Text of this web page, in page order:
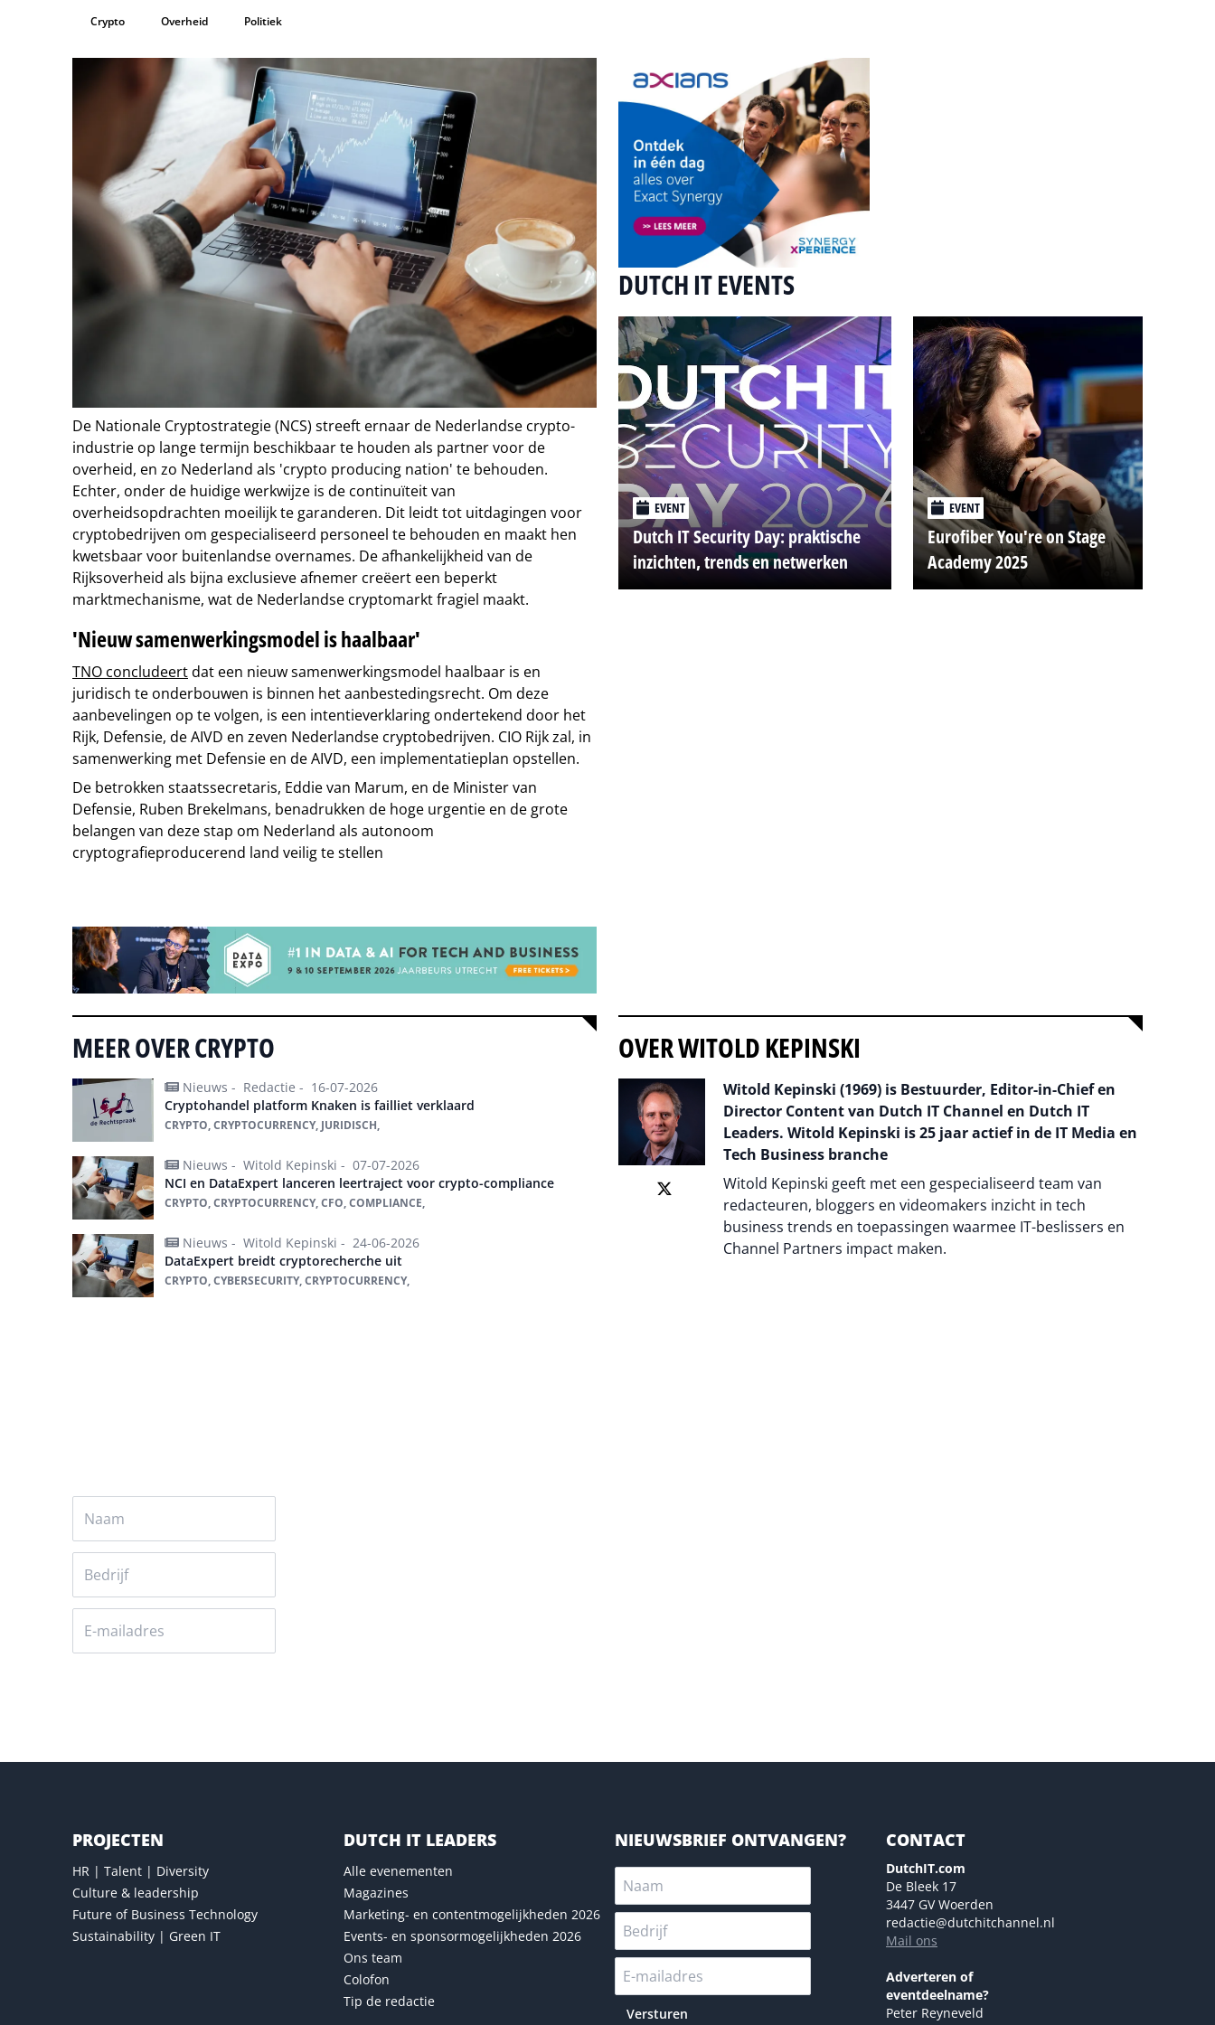
Crypto Overheid Politiek
De Nationale Cryptostrategie (NCS) streeft ernaar de Nederlandse crypto-
industrie op lange termijn beschikbaar te houden als partner voor de
overheid, en zo Nederland als 'crypto producing nation' te behouden.
Echter, onder de huidige werkwijze is de continuïteit van
overheidsopdrachten moeilijk te garanderen. Dit leidt tot uitdagingen voor
cryptobedrijven om gespecialiseerd personeel te behouden en maakt hen
kwetsbaar voor buitenlandse overnames. De afhankelijkheid van de
Rijksoverheid als bijna exclusieve afnemer creëert een beperkt
marktmechanisme, wat de Nederlandse cryptomarkt fragiel maakt.
'Nieuw samenwerkingsmodel is haalbaar'
TNO concludeertdat een nieuw samenwerkingsmodel haalbaar is en
juridisch te onderbouwen is binnen het aanbestedingsrecht. Om deze
aanbevelingen op te volgen, is een intentieverklaring ondertekend door het
Rijk, Defensie, de AIVD en zeven Nederlandse cryptobedrijven. CIO Rijk zal, in
samenwerking met Defensie en de AIVD, een implementatieplan opstellen.
De betrokken staatssecretaris, Eddie van Marum, en de Minister van
Defensie, Ruben Brekelmans, benadrukken de hoge urgentie en de grote
belangen van deze stap om Nederland als autonoom
cryptografieproducerend land veilig te stellen
DUTCH IT EVENTS
EVENT
Dutch IT Security Day: praktische
inzichten, trends en netwerken
EVENT
Eurofiber You're on Stage
Academy 2025
MEER OVER CRYPTO
Nieuws - Redactie - 16-07-2026
Cryptohandel platform Knaken is failliet verklaard
CRYPTO, CRYPTOCURRENCY, JURIDISCH,
Nieuws - Witold Kepinski - 07-07-2026
NCI en DataExpert lanceren leertraject voor crypto-compliance
CRYPTO, CRYPTOCURRENCY, CFO, COMPLIANCE,
Nieuws - Witold Kepinski - 24-06-2026
DataExpert breidt cryptorecherche uit
CRYPTO, CYBERSECURITY, CRYPTOCURRENCY,
OVER WITOLD KEPINSKI
Witold Kepinski (1969) is Bestuurder, Editor-in-Chief en
Director Content van Dutch IT Channel en Dutch IT
Leaders. Witold Kepinski is 25 jaar actief in de IT Media en
Tech Business branche
Witold Kepinski geeft met een gespecialiseerd team van
redacteuren, bloggers en videomakers inzicht in tech
business trends en toepassingen waarmee IT-beslissers en
Channel Partners impact maken.
PROJECTEN
HR | Talent | Diversity
Culture & leadership
Future of Business Technology
Sustainability | Green IT
DUTCH IT LEADERS
Alle evenementen
Magazines
Marketing- en contentmogelijkheden 2026
Events- en sponsormogelijkheden 2026
Ons team
Colofon
Tip de redactie
NIEUWSBRIEF ONTVANGEN?
Versturen
CONTACT
DutchIT.com
De Bleek 17
3447 GV Woerden
redactie@dutchitchannel.nl
Mail ons
Adverteren of
eventdeelname?
Peter Reyneveld